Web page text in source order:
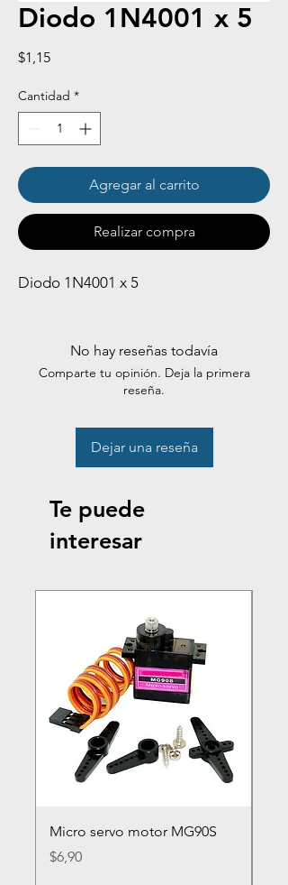
Diodo 1N4001 x 5
$1,15Precio
Cantidad *
Agregar al carrito
Realizar compra
Diodo 1N4001 x 5
No hay reseñas todavía
Comparte tu opinión. Deja la primera
reseña.
Dejar una reseña
Te puede
interesar
Micro servo motor MG90S
Precio
$6,90